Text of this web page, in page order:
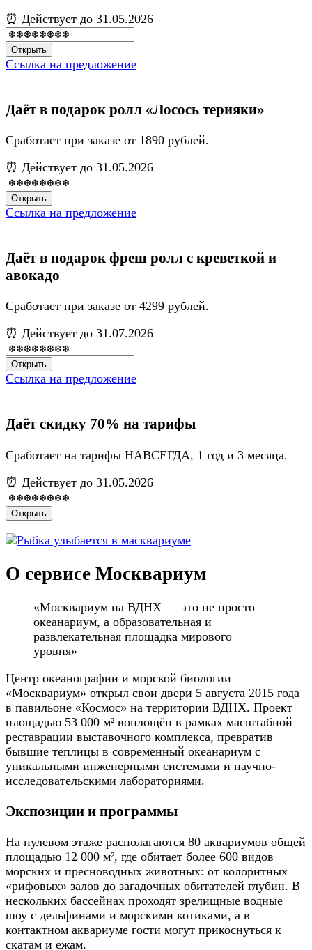
⏰ Действует до 31.05.2026
Открыть
Ссылка на предложение
Даёт в подарок ролл «Лосось терияки»
Сработает при заказе от 1890 рублей.
⏰ Действует до 31.05.2026
Открыть
Ссылка на предложение
Даёт в подарок фреш ролл с креветкой и
авокадо
Сработает при заказе от 4299 рублей.
⏰ Действует до 31.07.2026
Открыть
Ссылка на предложение
Даёт скидку 70% на тарифы
Сработает на тарифы НАВСЕГДА, 1 год и 3 месяца.
⏰ Действует до 31.05.2026
Открыть
О сервисе Москвариум
«Москвариум на ВДНХ — это не просто
океанариум, а образовательная и
развлекательная площадка мирового
уровня»
Центр океанографии и морской биологии
«Москвариум» открыл свои двери 5 августа 2015 года
в павильоне «Космос» на территории ВДНХ. Проект
площадью 53 000 м² воплощён в рамках масштабной
реставрации выставочного комплекса, превратив
бывшие теплицы в современный океанариум с
уникальными инженерными системами и научно-
исследовательскими лабораториями.
Экспозиции и программы
На нулевом этаже располагаются 80 аквариумов общей
площадью 12 000 м², где обитает более 600 видов
морских и пресноводных животных: от колоритных
«рифовых» залов до загадочных обитателей глубин. В
нескольких бассейнах проходят зрелищные водные
шоу с дельфинами и морскими котиками, а в
контактном аквариуме гости могут прикоснуться к
скатам и ежам.